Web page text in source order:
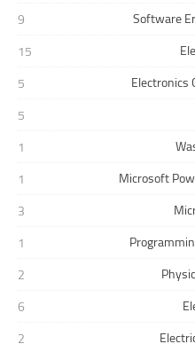
9
15
5
5
1
1
3
1
2
6
2